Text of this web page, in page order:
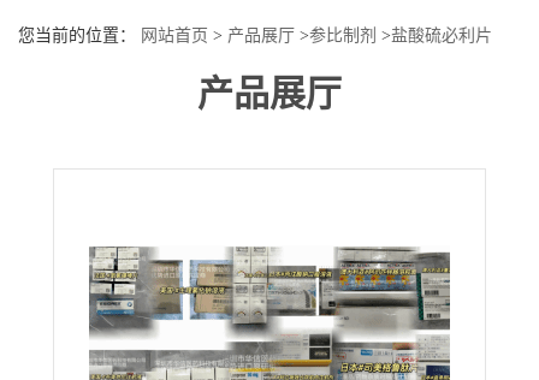
页
司
您当前的位置： 网站首页 > 产品展厅 >参比制剂 >盐酸硫必利片
产品展厅